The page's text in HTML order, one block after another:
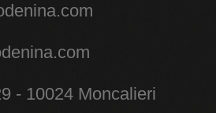
- 10024 Moncalieri